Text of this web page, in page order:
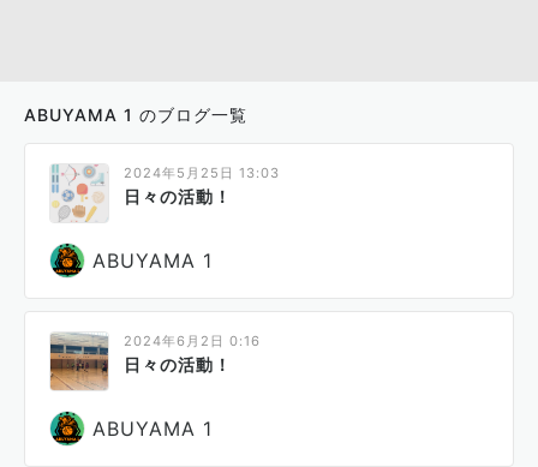
ABUYAMA 1 のブログ一覧
2024年5月25日 13:03
日々の活動！
ABUYAMA 1
2024年6月2日 0:16
日々の活動！
ABUYAMA 1